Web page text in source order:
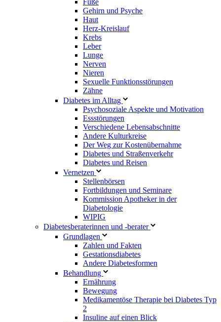
Gehirn und Psyche
Haut
Herz-Kreislauf
Krebs
Leber
Lunge
Nerven
Nieren
Sexuelle Funktionsstörungen
Zähne
Diabetes im Alltag
Psychosoziale Aspekte und Motivation
Essstörungen
Verschiedene Lebensabschnitte
Andere Kulturkreise
Der Weg zur Kostenübernahme
Diabetes und Straßenverkehr
Diabetes und Reisen
Vernetzen
Stellenbörsen
Fortbildungen und Seminare
Kommission Apotheker in der
Diabetologie
WIPIG
Diabetesberaterinnen und -berater
Grundlagen
Zahlen und Fakten
Gestationsdiabetes
Andere Diabetesformen
Behandlung
Ernährung
Bewegung
Medikamentöse Therapie bei Diabetes Typ
2
Insuline auf einen Blick